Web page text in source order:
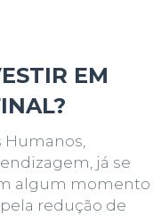
EM
Humanos,
já se
algum momento
redução de